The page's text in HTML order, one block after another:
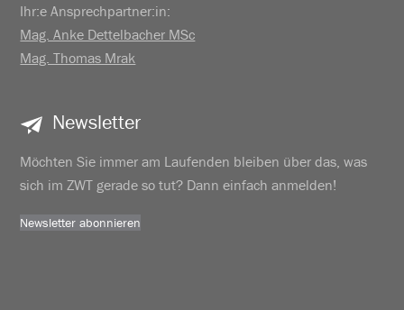
Ihr:e Ansprechpartner:in:
Mag. Anke Dettelbacher MSc
Mag. Thomas Mrak
Newsletter
Möchten Sie immer am Laufenden bleiben über das, was
sich im ZWT gerade so tut? Dann einfach anmelden!
Newsletter abonnieren